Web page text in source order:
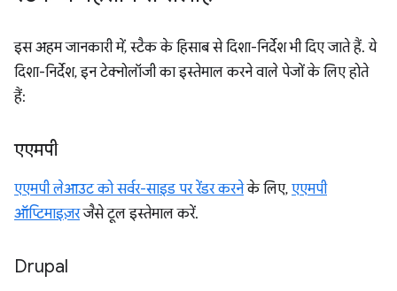
इस अहम जानकारी में, स्टैक के हिसाब से दिशा-निर्देश भी दिए जाते हैं. ये
दिशा-निर्देश, इन टेक्नोलॉजी का इस्तेमाल करने वाले पेजों के लिए होते
हैं:
एएमपी
एएमपी लेआउट को सर्वर-साइड पर रेंडर करनेके लिए, एएमपी
ऑप्टिमाइज़रजैसे टूल इस्तेमाल करें.
Drupal